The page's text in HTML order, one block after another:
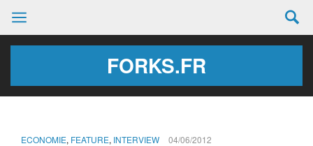
FORKS.FR
ECONOMIE, FEATURE, INTERVIEW 04/06/2012